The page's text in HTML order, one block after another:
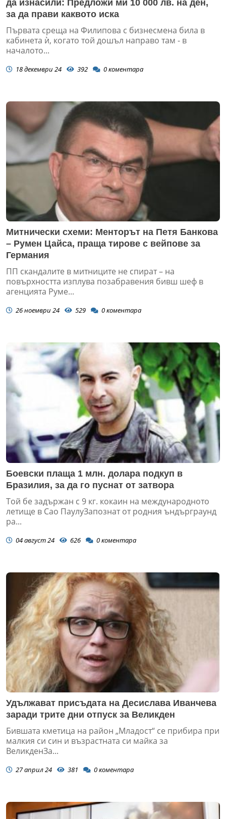
да изнасили: Предложи ми 10 000 лв. на ден,
за да прави каквото иска
Първата среща на Филипова с бизнесмена била в
кабинета ѝ, когато той дошъл направо там - в
началото...
18 декември 24 392 0коментара
Митнически схеми: Менторът на Петя Банкова
– Румен Цайса, праща тирове с вейпове за
Германия
ПП скандалите в митниците не спират – на
повърхността изплува позабравения бивш шеф в
агенцията Руме...
26 ноември 24 529 0коментара
Боевски плаща 1 млн. долара подкуп в
Бразилия, за да го пуснат от затвора
Той бе задържан с 9 кг. кокаин на международното
летище в Сао ПаулуЗапознат от родния ъндърграунд
ра...
04 август 24 626 0коментара
Удължават присъдата на Десислава Иванчева
заради трите дни отпуск за Великден
Бившата кметица на район „Младост“ се прибира при
малкия си син и възрастната си майка за
ВеликденЗа...
27 април 24 381 0коментара